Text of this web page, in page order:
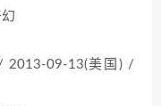
09-13(美国) /